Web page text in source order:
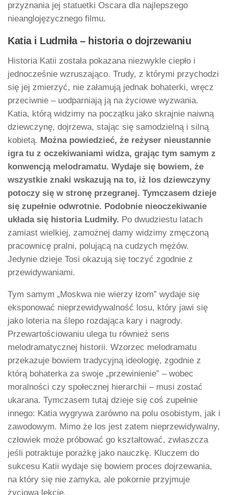
przyznania jej statuetki Oscara dla najlepszego
nieanglojęzycznego filmu.
Katia i Ludmiła – historia o dojrzewaniu
Historia Katii została pokazana niezwykle ciepło i
jednocześnie wzruszająco. Trudy, z którymi przychodzi
się jej zmierzyć, nie załamują jednak bohaterki, wręcz
przeciwnie – uodparniają ją na życiowe wyzwania.
Katia, którą widzimy na początku jako skrajnie naiwną
dziewczynę, dojrzewa, stając się samodzielną i silną
kobietą. Można powiedzieć, że reżyser nieustannie
igra tu z oczekiwaniami widza, grając tym samym z
konwencją melodramatu. Wydaje się bowiem, że
wszystkie znaki wskazują na to, iż los dziewczyny
potoczy się w stronę przegranej. Tymczasem dzieje
się zupełnie odwrotnie. Podobnie nieoczekiwanie
układa się historia Ludmiły. Po dwudziestu latach
zamiast wielkiej, zamożnej damy widzimy zmęczoną
pracownicę pralni, polującą na cudzych mężów.
Jedynie dzieje Tosi okazują się toczyć zgodnie z
przewidywaniami.
Tym samym „Moskwa nie wierzy łzom” wydaje się
eksponować nieprzewidywalność losu, który jawi się
jako loteria na ślepo rozdająca kary i nagrody.
Przewartościowaniu ulega tu również sens
melodramatycznej historii. Wzorzec melodramatu
przekazuje bowiem tradycyjną ideologię, zgodnie z
którą bohaterka za swoje „przewinienie” – wobec
moralności czy społecznej hierarchii – musi zostać
ukarana. Tymczasem tutaj dzieje się coś zupełnie
innego: Katia wygrywa zarówno na polu osobistym, jak i
zawodowym. Mimo że los jest zatem nieprzewidywalny,
człowiek może próbować go kształtować, zwłaszcza
jeśli potraktuje porażkę jako nauczkę. Kluczem do
sukcesu Katii wydaje się bowiem proces dojrzewania,
na który się nie zamyka, ale pokornie przyjmuje
życiową lekcję.